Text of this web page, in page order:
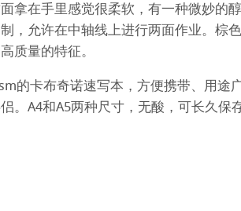
拿在手里感觉很柔软，有一种微妙的
，允许在中轴线上进行两面作业。棕
质量的特征。
的卡布奇诺速写本，方便携带、用途
。A4和A5两种尺寸，无酸，可长久保存